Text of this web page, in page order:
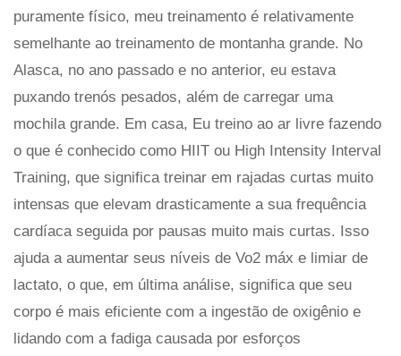
puramente físico, meu treinamento é relativamente
semelhante ao treinamento de montanha grande. No
Alasca, no ano passado e no anterior, eu estava
puxando trenós pesados, além de carregar uma
mochila grande. Em casa, Eu treino ao ar livre fazendo
o que é conhecido como HIIT ou High Intensity Interval
Training, que significa treinar em rajadas curtas muito
intensas que elevam drasticamente a sua frequência
cardíaca seguida por pausas muito mais curtas. Isso
ajuda a aumentar seus níveis de Vo2 máx e limiar de
lactato, o que, em última análise, significa que seu
corpo é mais eficiente com a ingestão de oxigênio e
lidando com a fadiga causada por esforços